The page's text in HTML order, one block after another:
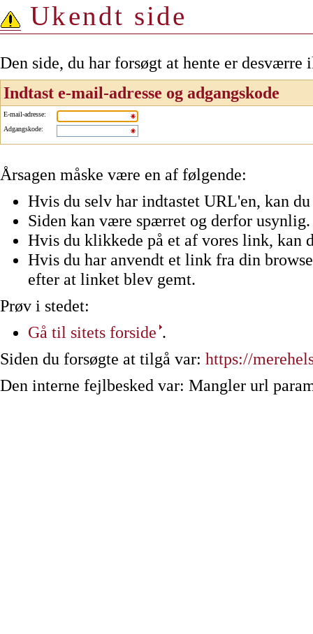
Ukendt side
Den side, du har forsøgt at hente er
Indtast e-mail-adresse og adgangskode
E-mail-adresse:
Adgangskode:
Årsagen måske være en af følgende:
Hvis du selv har indtastet URL'en, kan
Siden kan være spærret og derfor usynlig.
Hvis du klikkede på et af vores link, kan
Hvis du har anvendt et link fra din
efter at linket blev gemt.
Prøv i stedet:
Gå til sitets forside .
Siden du forsøgte at tilgå var: https://
Den interne fejlbesked var: Mangler url